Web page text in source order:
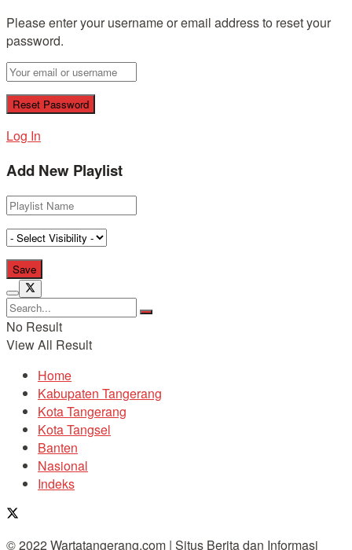
Please enter your username or email address to reset your
password.
Log In
Add New Playlist
No Result
View All Result
Home
Kabupaten Tangerang
Kota Tangerang
Kota Tangsel
Banten
Nasional
Indeks
© 2022 Wartatangerang.com | Situs Berita dan Informasi